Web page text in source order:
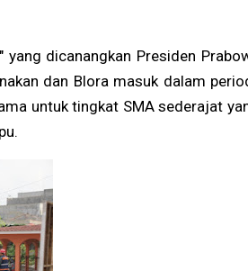
yang dicanangkan Presiden
dan Blora masuk dalam
untuk tingkat SMA sederajat